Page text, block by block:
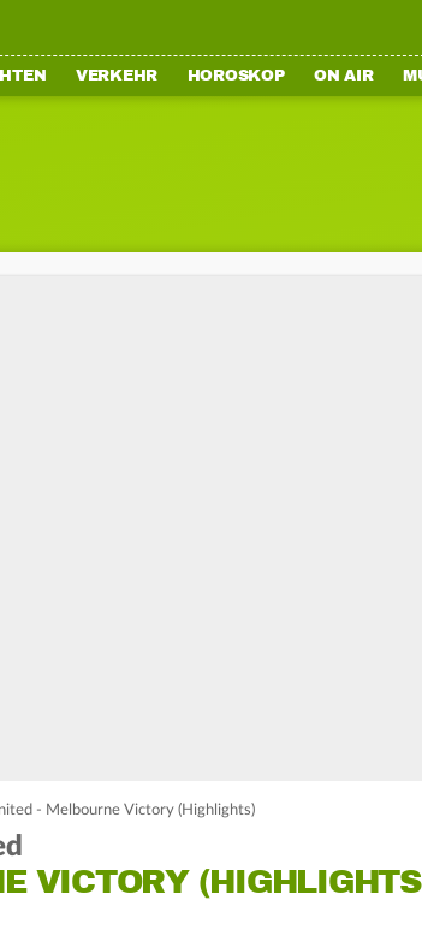
VERKEHR HOROSKOP ON AIR
- Melbourne Victory (Highlights)
VICTORY